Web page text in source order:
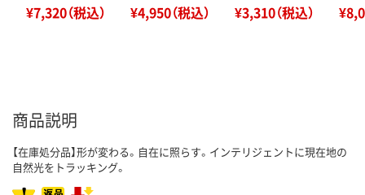
¥7,320（税込） ¥4,950（税込） ¥3,310（税込）
商品説明
【在庫処分品】形が変わる。自在に照らす。インテリジェントに現在地の
自然光をトラッキング。